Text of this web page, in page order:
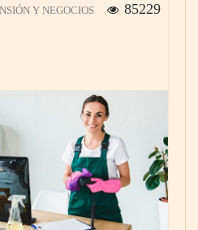
Y NEGOCIOS 85229